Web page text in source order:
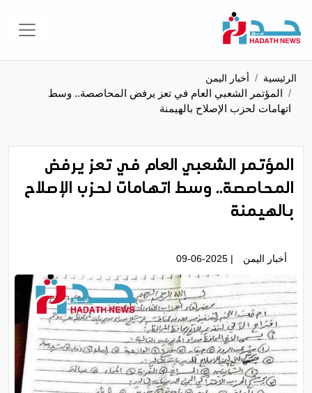
الرئيسية أخبار اليمن
المؤتمر الشعبي العام في تعز يرفض المحاصصة.. وسط
اتهامات لحزب الإصلاح بالهيمنة
المؤتمر الشعبي العام في تعز يرفض
المحاصصة.. وسط اتهامات لحزب الإصلاح
بالهيمنة
أخبار اليمن | 09-06-2025